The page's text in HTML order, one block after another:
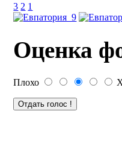
3 2 1
Оценка
Плохо